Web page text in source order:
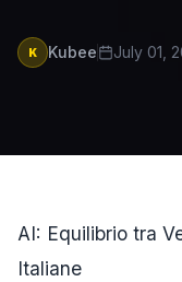
K Kubee July 01,
AI: Equilibrio tra
Italiane